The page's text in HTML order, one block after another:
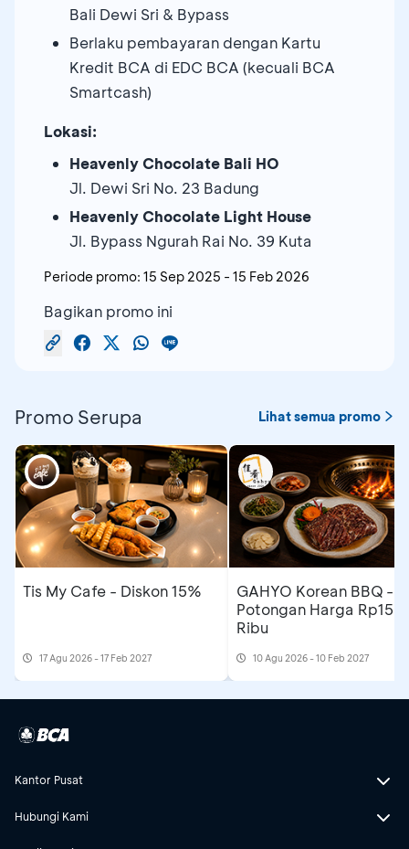
Bali Dewi Sri & Bypass
Berlaku pembayaran dengan Kartu
Kredit BCA di EDC BCA (kecuali BCA
Smartcash)
Lokasi:
Heavenly Chocolate Bali HO
Jl. Dewi Sri No. 23 Badung
Heavenly Chocolate Light House
Jl. Bypass Ngurah Rai No. 39 Kuta
Periode promo: 15 Sep 2025 - 15 Feb 2026
Bagikan promo ini
Promo Serupa Lihat semua promo
Tis My Cafe - Diskon 15%
17 Agu 2026 - 17 Feb 2027
GAHYO Korean BBQ -
Potongan Harga Rp150
Ribu
10 Agu 2026 - 10 Feb 2027
Kantor Pusat
Hubungi Kami